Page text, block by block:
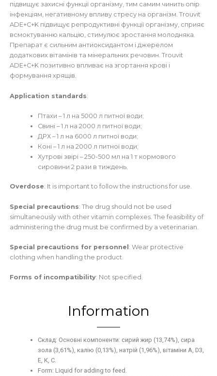
підвищує захисні функції організму, тим самим чинить опір
інфекціям, негативному впливу стресу на організм. Trouvit
ADE+C+K підвищує репродуктивні функції організму, сприяє
всмоктуванню кальцію, стимулює зростання молодняка.
Препарат є сильним антиоксидантом і джерелом
додаткових вітамінів та мінеральних речовин. Trouvit
ADE+C+K позитивно впливає на згортання крові і
формування хрящів.
Application standards:
Птахи – 1 л на 5000 л питної води;
Свині – 1 л на 2000 л питної води;
ДРХ – 1 л на 6000 л питної води;
Коні – 1 л на 2000 л питної води;
Хутрові звірі – 250-500 мл на 1 т кормового
сировини 2 рази в тиждень.
Overdose: It is important to follow the instructions for use.
Special precautions: The drug should not be used
simultaneously with other vitamin complexes. The feasibility of
administering the drug must be confirmed by a veterinarian.
Special precautions for personnel : Wear protective
clothing when handling the product.
Forms of incompatibility: Not specified.
Information
Склад: Основні компоненти: сирий жир (13,74%), сира
зола (3,61%), калію (0,13%), натрій (1,96%), вітаміни А, D3,
Е, К, С.
Form: Liquid for adding to feed.